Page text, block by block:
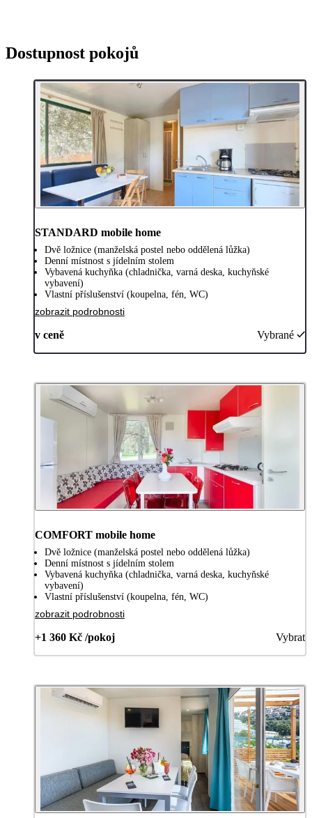
Dostupnost pokojů
STANDARD mobile home
Dvě ložnice (manželská postel nebo oddělená lůžka)
Denní místnost s jídelním stolem
Vybavená kuchyňka (chladnička, varná deska, kuchyňské
vybavení)
Vlastní příslušenství (koupelna, fén, WC)
zobrazit podrobnosti
v ceně Vybrané
COMFORT mobile home
Dvě ložnice (manželská postel nebo oddělená lůžka)
Denní místnost s jídelním stolem
Vybavená kuchyňka (chladnička, varná deska, kuchyňské
vybavení)
Vlastní příslušenství (koupelna, fén, WC)
zobrazit podrobnosti
+1 360 Kč /pokoj Vybrat